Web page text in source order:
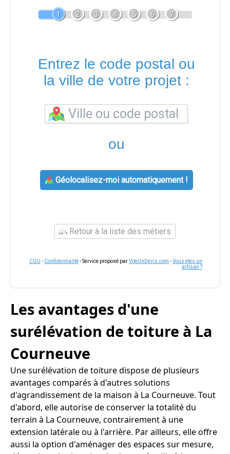
1 2 3 4 5 6 7
Entrez le code postal ou
la ville de votre projet :
ou
Géolocalisez-moi automatiquement !
Retour à la liste des métiers
CGU - Confidentialité- Service proposé parViteUnDevis.com -Vous êtes un
artisan ?
Les avantages d'une
surélévation de toiture à La
Courneuve
Une surélévation de toiture dispose de plusieurs
avantages comparés à d'autres solutions
d'agrandissement de la maison à La Courneuve. Tout
d'abord, elle autorise de conserver la totalité du
terrain à La Courneuve, contrairement à une
extension latérale ou à l'arrière. Par ailleurs, elle offre
aussi la option d'aménager des espaces sur mesure,